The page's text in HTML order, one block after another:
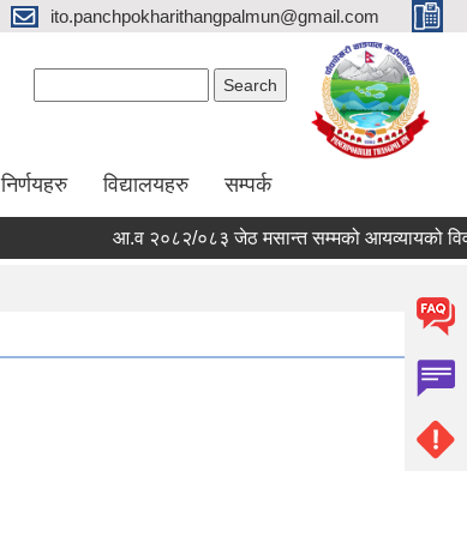
ito.panchpokharithangpalmun@gmail.com
निर्णयहरु विद्यालयहरु सम्पर्क
आ.व २०८२/०८३ जेठ मसान्त सम्मको आयव्यायको विवरण र